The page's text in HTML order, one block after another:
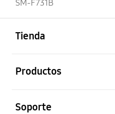
SM-F731B
Tienda
Productos
Soporte